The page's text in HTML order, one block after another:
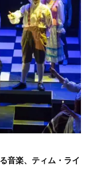
音楽、ティム・ライ